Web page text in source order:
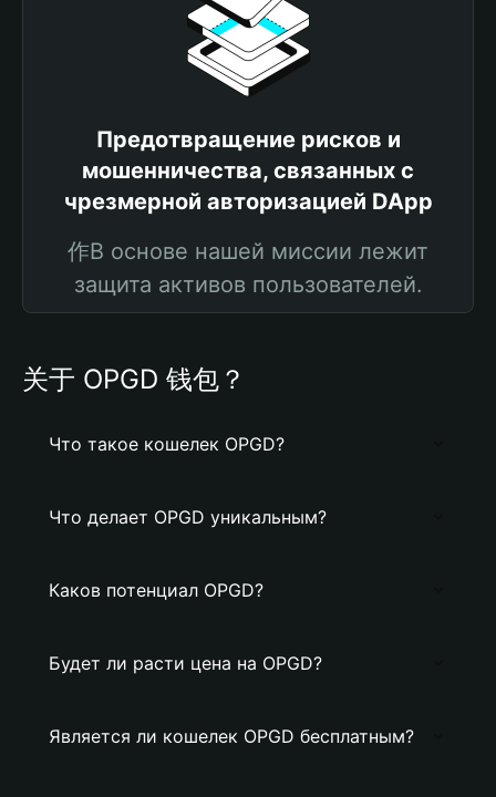
Предотвращение рисков и
мошенничества, связанных с
чрезмерной авторизацией DApp
作В основе нашей миссии лежит
защита активов пользователей.
关于 OPGD 钱包？
Что такое кошелек OPGD?
Что делает OPGD уникальным?
Каков потенциал OPGD?
Будет ли расти цена на OPGD?
Является ли кошелек OPGD бесплатным?